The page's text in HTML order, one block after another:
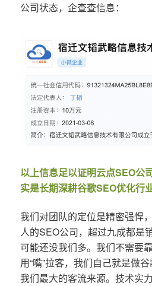
公司状态，企查查信息：
以上信息足以证明云点SEO公
实是长期深耕谷歌SEO优化行业
我们对团队的定位是精密强悍
人的SEO公司，超过九成都是
可能还没我们多。我们不需要
用“嘴”拉客，我们自己就是做
我们最大的客流来源。技术实